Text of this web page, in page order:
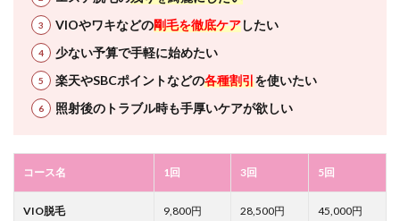
VIOやワキなどの剛毛を徹底ケアしたい
少ない予算で手軽に始めたい
楽天やSBCポイントなどの各種割引を使いたい
照射後のトラブル時も手厚いケアが欲しい
コース名 1回 3回 5回
VIO脱毛 9,800円 28,500円 45,000円